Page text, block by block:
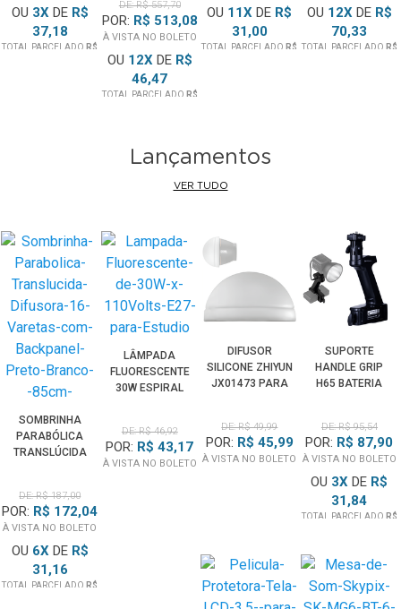
OU 3XDE R$
37,18
TOTAL PARCELADOR$
PANORÂMICA
ATÉ 4KG
DE: R$ 557,70
POR: R$ 513,08
À VISTA NO BOLETO
OU 12XDE R$
46,47
TOTAL PARCELADO R$
OU 11X DE R$
31,00
TOTAL PARCELADOR$
2KG
OU 12XDE R$
70,33
TOTAL PARCELADO R$
Lançamentos
VER TUDO
SOMBRINHA
PARABÓLICA
TRANSLÚCIDA
BACKPANEL
PRETO/BRANCO
(85CM)
DE: R$ 187,00
POR: R$ 172,04
À VISTA NO BOLETO
OU 6XDE R$
31,16
TOTAL PARCELADO R$
LÂMPADA
FLUORESCENTE
30W ESPIRAL
(110V)
DE: R$ 46,92
POR: R$ 43,17
À VISTA NO BOLETO
DIFUSOR
SILICONE ZHIYUN
JX01473 PARA
MOLUS G60 E
MOLUS X100
DE: R$ 49,99
POR: R$ 45,99
À VISTA NO BOLETO
SUPORTE
HANDLE GRIP
H65 BATERIA
LED VIDEO LIGHT
DE: R$ 95,54
POR: R$ 87,90
À VISTA NO BOLETO
OU 3X DE R$
31,84
TOTAL PARCELADO R$